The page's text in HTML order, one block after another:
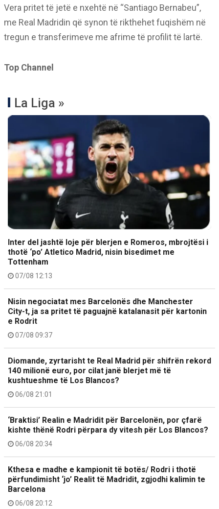
Vera pritet të jetë e nxehtë në “Santiago Bernabeu”,
me Real Madridin që synon të rikthehet fuqishëm në
tregun e transferimeve me afrime të profilit të lartë.
Top Channel
La Liga »
Inter del jashtë loje për blerjen e Romeros, mbrojtësi i
thotë ‘po’ Atletico Madrid, nisin bisedimet me
Tottenham
07/08 12:13
Nisin negociatat mes Barcelonës dhe Manchester
City-t, ja sa pritet të paguajnë katalanasit për kartonin
e Rodrit
07/08 09:37
Diomande, zyrtarisht te Real Madrid për shifrën rekord
140 milionë euro, por cilat janë blerjet më të
kushtueshme të Los Blancos?
06/08 21:01
‘Braktisi’ Realin e Madridit për Barcelonën, por çfarë
kishte thënë Rodri përpara dy vitesh për Los Blancos?
06/08 20:34
Kthesa e madhe e kampionit të botës/ Rodri i thotë
përfundimisht ‘jo’ Realit të Madridit, zgjodhi kalimin te
Barcelona
06/08 20:12